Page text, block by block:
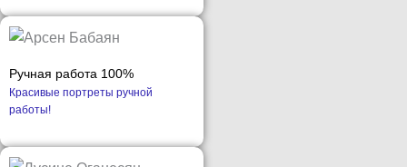
Ручная работа 100%
Красивые портреты ручной
работы!